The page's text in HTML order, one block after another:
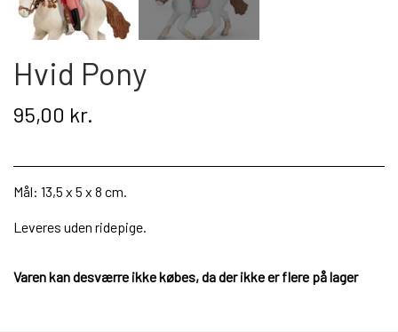
Om os
Hvid Pony
95,00 kr.
Mål: 13,5 x 5 x 8 cm.
Leveres uden ridepige.
Varen kan desværre ikke købes, da der ikke er flere på lager